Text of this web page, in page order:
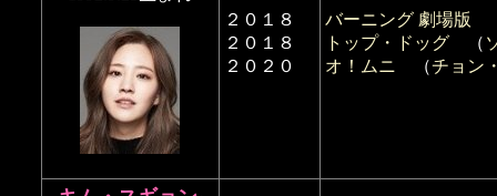
２０１８
２０１８
２０２０
バーニング 劇場版
トップ・ドッグ （
オ！ムニ （チョン